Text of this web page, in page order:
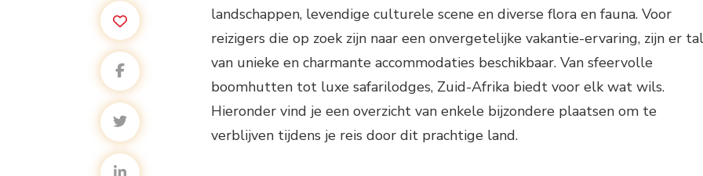
landschappen, levendige culturele scene en diverse flora en fauna. Voor
reizigers die op zoek zijn naar een onvergetelijke vakantie-ervaring, zijn er tal
van unieke en charmante accommodaties beschikbaar. Van sfeervolle
boomhutten tot luxe safarilodges, Zuid-Afrika biedt voor elk wat wils.
Hieronder vind je een overzicht van enkele bijzondere plaatsen om te
verblijven tijdens je reis door dit prachtige land.